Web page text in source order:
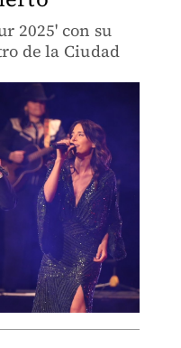
2025' con su
de la Ciudad